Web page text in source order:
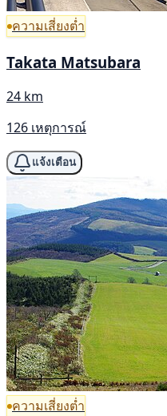
ความเสี่ยงต่ำ
Takata Matsubara
24 km
126 เหตุการณ์
แจ้งเตือน
ความเสี่ยงต่ำ